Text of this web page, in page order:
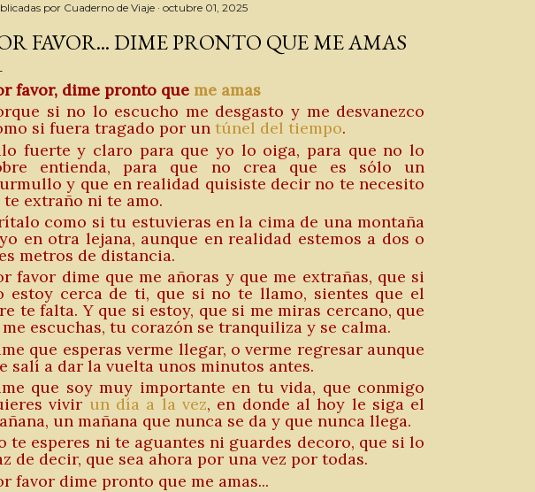
por Cuaderno de Viaje octubre 01, 2025
FAVOR... DIME PRONTO QUE ME AMAS
favor, dime pronto que me amas
si no lo escucho me desgasto y me desvanezco
si fuera tragado por un túnel del tiempo.
fuerte y claro para que yo lo oiga, para que no lo
entienda, para que no crea que es sólo un
y que en realidad quisiste decir no te necesito
extraño ni te amo.
como si tu estuvieras en la cima de una montaña
en otra lejana, aunque en realidad estemos a dos o
metros de distancia.
favor dime que me añoras y que me extrañas, que si
estoy cerca de ti, que si no te llamo, sientes que el
te falta. Y que si estoy, que si me miras cercano, que
escuchas, tu corazón se tranquiliza y se calma.
que esperas verme llegar, o verme regresar aunque
salí a dar la vuelta unos minutos antes.
que soy muy importante en tu vida, que conmigo
vivir un día a la vez, en donde al hoy le siga el
un mañana que nunca se da y que nunca llega.
te esperes ni te aguantes ni guardes decoro, que si lo
de decir, que sea ahora por una vez por todas.
favor dime pronto que me amas...